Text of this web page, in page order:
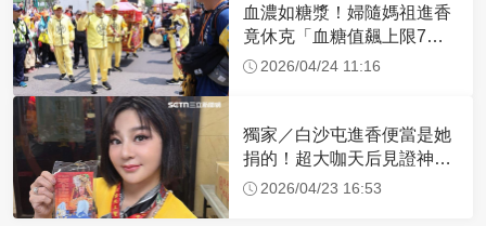
血濃如糖漿！婦隨媽祖進香
竟休克「血糖值飆上限7
倍」 醫曝原因
2026/04/24 11:16
獨家／白沙屯進香便當是她
捐的！超大咖天后見證神
蹟 一靠近媽祖就爆哭
2026/04/23 16:53